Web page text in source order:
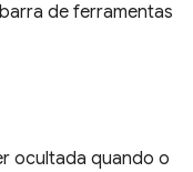
de ferramentas
ocultada quando o